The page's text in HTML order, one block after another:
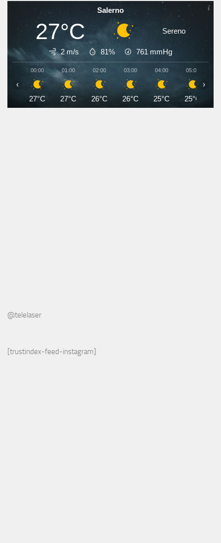
Salerno
27°C Sereno
2 m/s 81% 761 mmHg
00:00
27°C
01:00
27°C
02:00
26°C
03:00
26°C
04:00
25°C
05:00
25°C
‹ ›
@telelaser
[trustindex-feed-instagram]